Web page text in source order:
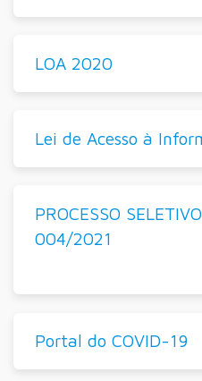
LOA 2020
Lei de Acesso à
PROCESSO
004/2021
Portal do COVID-19